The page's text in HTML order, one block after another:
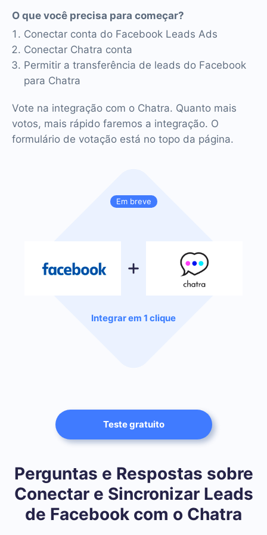
Em breve
Integrar em 1 clique
O que você precisa para começar?
Conectar conta do Facebook Leads Ads
Conectar Chatra conta
Permitir a transferência de leads do Facebook
para Chatra
Vote na integração com o Chatra. Quanto mais
votos, mais rápido faremos a integração. O
formulário de votação está no topo da página.
Teste gratuito
Perguntas e Respostas sobre
Conectar e Sincronizar Leads
de Facebook com o Chatra